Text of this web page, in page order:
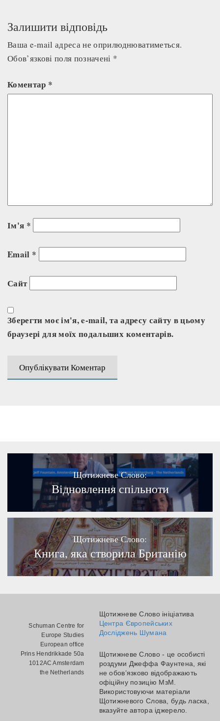
Залишити відповідь
Ваша e-mail адреса не оприлюднюватиметься.
Обов’язкові поля позначені *
Коментар *
Ім'я *
Email *
Сайт
Зберегти моє ім'я, e-mail, та адресу сайту в цьому
браузері для моїх подальших коментарів.
Щотижневе Слово:
Відновлення спільноти
Щотижневе Слово:
Книга, яка створила Британію
Schuman Centre for
Europe Studies
European office
Prins Hendrikkade 50a
1012AC Amsterdam
the Netherlands
Щотижневе Слово ініціатива
Центра Європейських
Досліджень Шумана
Щотижневе Слово - це особисті
роздуми Джеффа Фаунтена, які
не обов’язково відображають
офіційну позицію МзМ.
Використовуючи матеріали
Щотижневого Слова, будь ласка,
вказуйте автора іджерело.